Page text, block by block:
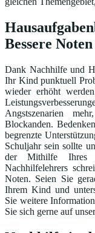
Bessere
Dank Nachhilfe und
Ihr Kind punktuell
wieder erhöht
Angstszenarien
Blockanden.
begrenzte
Schuljahr sein sollte
der Mithilfe Ihres
Nachhilfelehrers
Noten. Seien Sie
Ihrem Kind und
Sie weitere
Sie sich gerne auf